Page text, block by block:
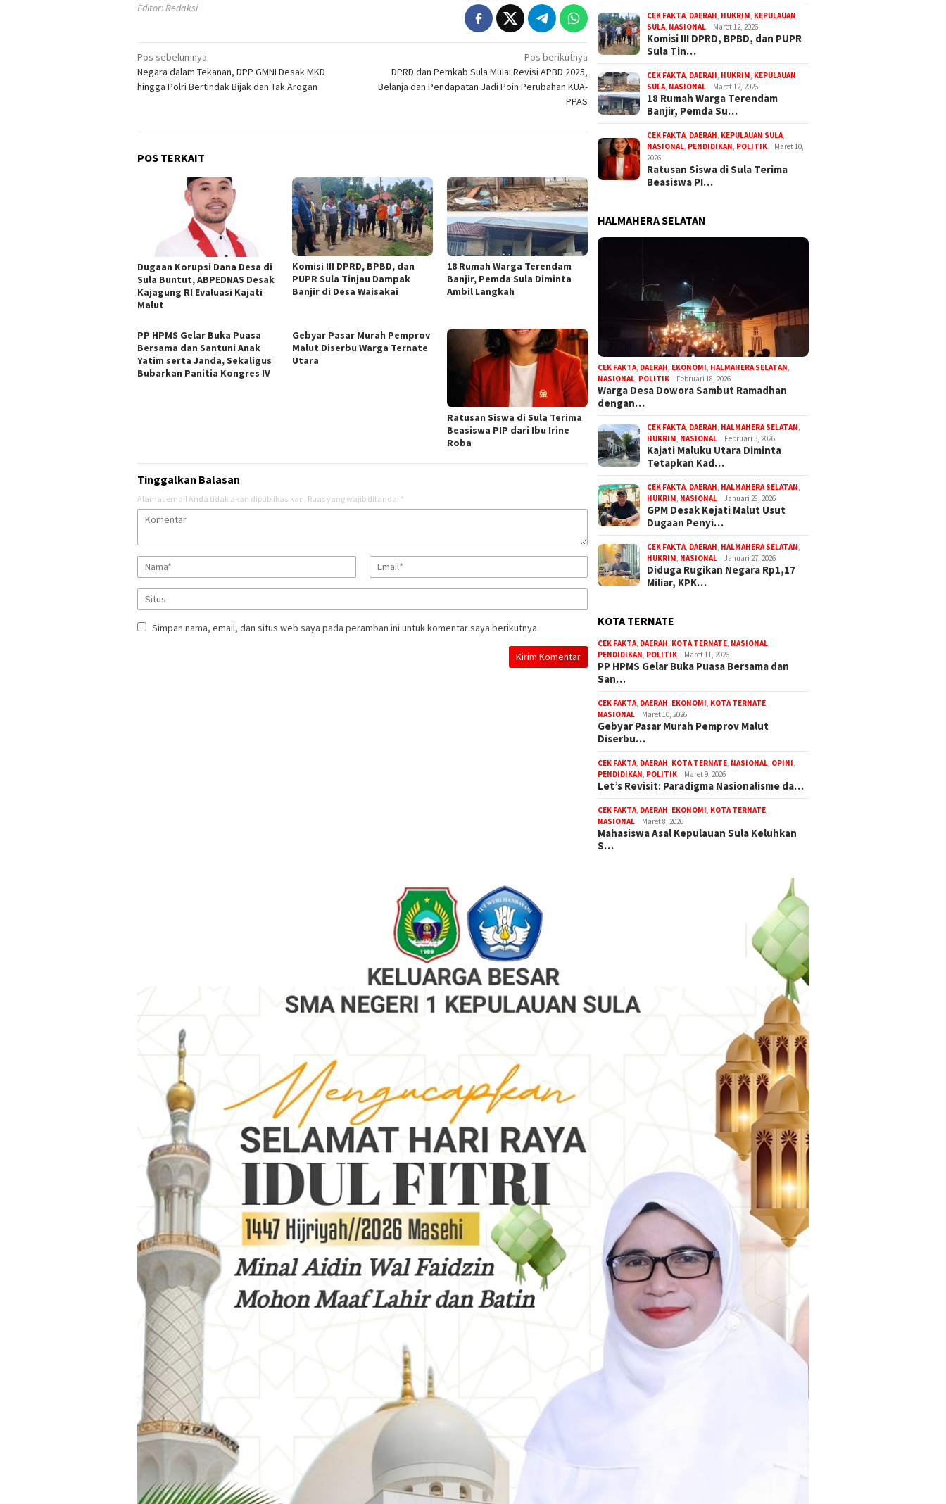
Editor: Redaksi
Navigasi
pos
Pos sebelumnya
Negara dalam Tekanan, DPP GMNI Desak MKD
hingga Polri Bertindak Bijak dan Tak Arogan
Pos berikutnya
DPRD dan Pemkab Sula Mulai Revisi APBD 2025,
Belanja dan Pendapatan Jadi Poin Perubahan KUA-
PPAS
POS TERKAIT
Dugaan Korupsi Dana Desa di
Sula Buntut, ABPEDNAS Desak
Kajagung RI Evaluasi Kajati
Malut
Komisi III DPRD, BPBD, dan
PUPR Sula Tinjau Dampak
Banjir di Desa Waisakai
18 Rumah Warga Terendam
Banjir, Pemda Sula Diminta
Ambil Langkah
PP HPMS Gelar Buka Puasa
Bersama dan Santuni Anak
Yatim serta Janda, Sekaligus
Bubarkan Panitia Kongres IV
Gebyar Pasar Murah Pemprov
Malut Diserbu Warga Ternate
Utara
Ratusan Siswa di Sula Terima
Beasiswa PIP dari Ibu Irine
Roba
Tinggalkan Balasan
Alamat email Anda tidak akan dipublikasikan. Ruas yang wajib ditandai *
Simpan nama, email, dan situs web saya pada peramban ini untuk komentar saya berikutnya.
CEK FAKTA DAERAH HUKRIM KEPULAUAN
SULA NASIONAL Maret 12, 2026
Komisi III DPRD, BPBD, dan PUPR
Sula Tin…
CEK FAKTA DAERAH HUKRIM KEPULAUAN
SULA NASIONAL Maret 12, 2026
18 Rumah Warga Terendam
Banjir, Pemda Su…
CEK FAKTA DAERAH KEPULAUAN SULA
NASIONAL PENDIDIKAN POLITIK
Maret 10,
2026
Ratusan Siswa di Sula Terima
Beasiswa PI…
HALMAHERA SELATAN
CEK FAKTA DAERAH EKONOMI HALMAHERA SELATAN
NASIONAL POLITIK Februari 18, 2026
Warga Desa Dowora Sambut Ramadhan
dengan…
CEK FAKTA DAERAH HALMAHERA SELATAN
HUKRIM NASIONAL Februari 3, 2026
Kajati Maluku Utara Diminta
Tetapkan Kad…
CEK FAKTA DAERAH HALMAHERA SELATAN
HUKRIM NASIONAL Januari 28, 2026
GPM Desak Kejati Malut Usut
Dugaan Penyi…
CEK FAKTA DAERAH HALMAHERA SELATAN
HUKRIM NASIONAL Januari 27, 2026
Diduga Rugikan Negara Rp1,17
Miliar, KPK…
KOTA TERNATE
CEK FAKTA DAERAH KOTA TERNATE NASIONAL
PENDIDIKAN POLITIK Maret 11, 2026
PP HPMS Gelar Buka Puasa Bersama dan
San…
CEK FAKTA DAERAH EKONOMI KOTA TERNATE
NASIONAL
Maret 10, 2026
Gebyar Pasar Murah Pemprov Malut
Diserbu…
CEK FAKTA DAERAH KOTA TERNATE NASIONAL OPINI
PENDIDIKAN POLITIK Maret 9, 2026
Let’s Revisit: Paradigma Nasionalisme da…
CEK FAKTA DAERAH EKONOMI KOTA TERNATE
NASIONAL
Maret 8, 2026
Mahasiswa Asal Kepulauan Sula Keluhkan
S…